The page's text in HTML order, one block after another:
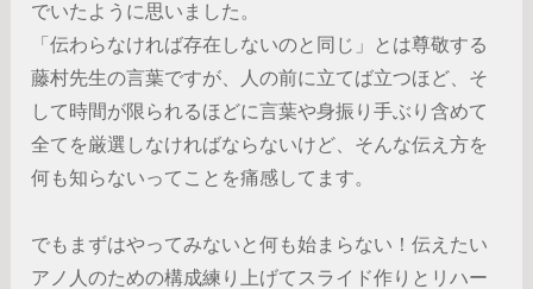
でいたように思いました。
「伝わらなければ存在しないのと同じ」とは尊敬する
藤村先生の言葉ですが、人の前に立てば立つほど、そ
して時間が限られるほどに言葉や身振り手ぶり含めて
全てを厳選しなければならないけど、そんな伝え方を
何も知らないってことを痛感してます。
でもまずはやってみないと何も始まらない！伝えたい
アノ人のための構成練り上げてスライド作りとリハー